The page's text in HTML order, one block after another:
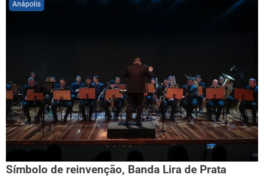
Anápolis
Símbolo de reinvenção, Banda Lira de Prata